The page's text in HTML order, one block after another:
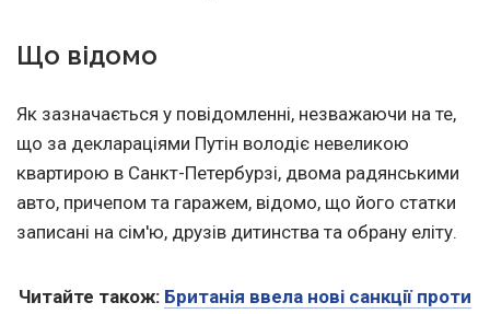
Що відомо
Як зазначається у повідомленні, незважаючи на те,
що за деклараціями Путін володіє невеликою
квартирою в Санкт-Петербурзі, двома радянськими
авто, причепом та гаражем, відомо, що його статки
записані на сім'ю, друзів дитинства та обрану еліту.
Читайте також: Британія ввела нові санкції проти